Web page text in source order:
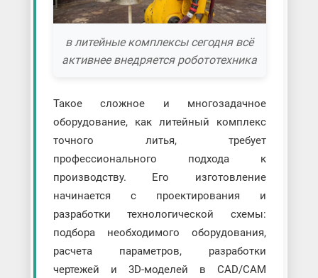
в литейные комплексы сегодня всё
активнее внедряется робототехника
Такое сложное и многозадачное
оборудование, как литейный комплекс
точного литья, требует
профессионального подхода к
производству. Его изготовление
начинается с проектирования и
разработки технологической схемы:
подбора необходимого оборудования,
расчета параметров, разработки
чертежей и 3D-моделей в CAD/CAM